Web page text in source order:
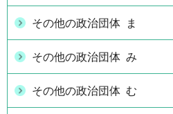
その他の政治団体 ま
その他の政治団体 み
その他の政治団体 む